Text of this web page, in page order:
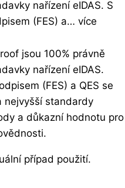
nařízení eIDAS. S
(FES) a… více
jsou 100% právně
nařízení eIDAS.
(FES) a QES se
nejvyšší standardy
a důkazní hodnotu pro
případ použití.